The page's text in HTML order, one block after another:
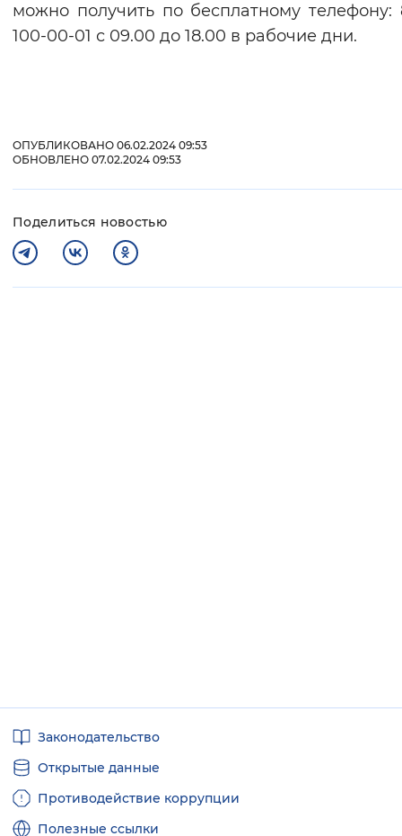
можно получить по бесплатному телефону:
100-00-01 с 09.00 до 18.00 в рабочие дни.
ОПУБЛИКОВАНО 06.02.2024 09:53
ОБНОВЛЕНО 07.02.2024 09:53
Поделиться новостью
ссылкиЗаконодательство
Открытые данные
Противодействие коррупции
Полезные ссылки